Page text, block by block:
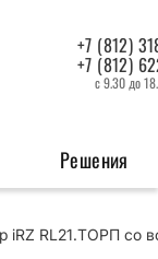
+7 (812)
+7 (812)
с 9.30 до
Решения
iRZ RL21.ТОРП со